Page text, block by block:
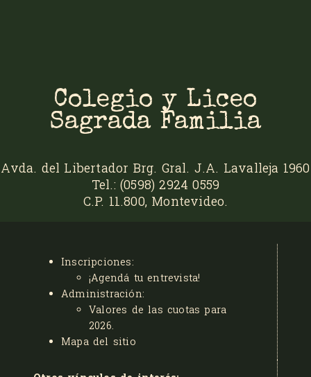
Colegio y Liceo
Sagrada Familia
Avda. del Libertador Brg. Gral. J.A. Lavalleja 1960
Tel.: (0598) 2924 0559
C.P. 11.800, Montevideo.
Inscripciones:
¡Agendá tu entrevista!
Administración:
Valores de las cuotas para
2026.
Mapa del sitio